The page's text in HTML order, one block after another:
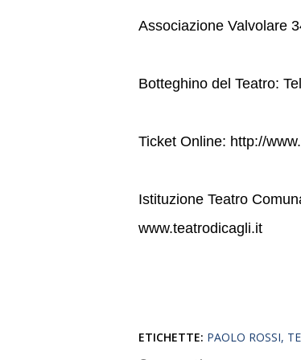
Associazione Valvolare
Botteghino del Teatro:
Ticket Online: http://
Istituzione Teatro
www.teatrodicagli.it
ETICHETTE: PAOLO ROSSI